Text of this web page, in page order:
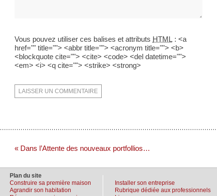
Vous pouvez utiliser ces balises et attributs HTML : <a
href="" title=""> <abbr title=""> <acronym title=""> <b>
<blockquote cite=""> <cite> <code> <del datetime="">
<em> <i> <q cite=""> <strike> <strong>
« Dans l’Attente des nouveaux portfollios…
Plan du site
Construire sa première maison
Agrandir son habitation
Installer son entreprise
Rubrique dédiée aux professionnels